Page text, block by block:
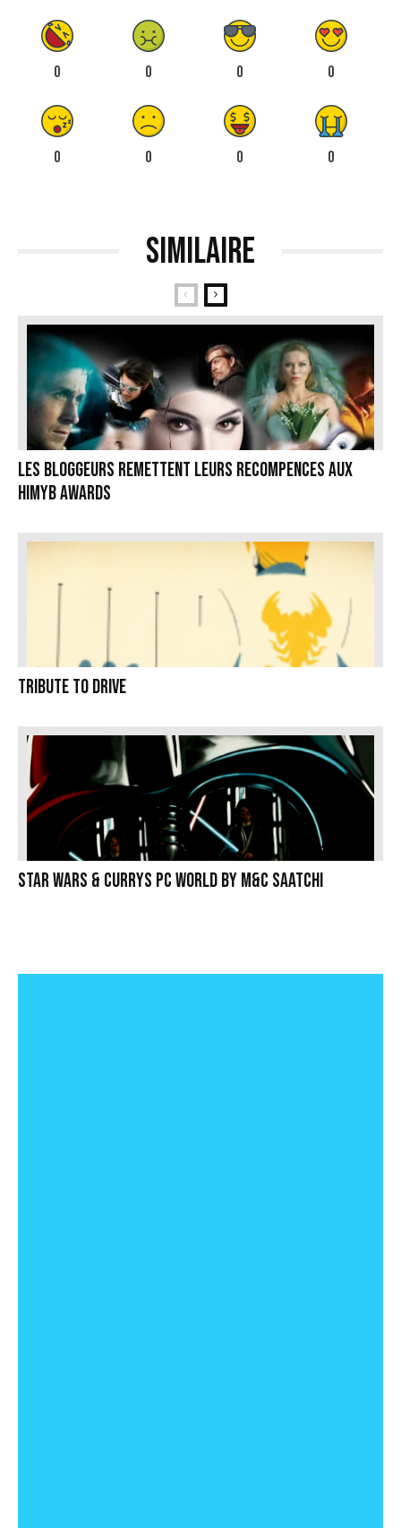
0 0 0 0
0 0 0 0
Similaire
Les bloggeurs remettent leurs recompences aux
HIMYB Awards
Tribute to Drive
Star Wars & Currys PC World by M&C Saatchi